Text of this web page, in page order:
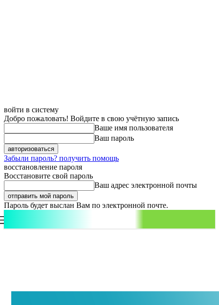
войти в систему
Добро пожаловать! Войдите в свою учётную запись
Ваше имя пользователя
Ваш пароль
Забыли пароль? получить помощь
восстановление пароля
Восстановите свой пароль
Ваш адрес электронной почты
Пароль будет выслан Вам по электронной почте.